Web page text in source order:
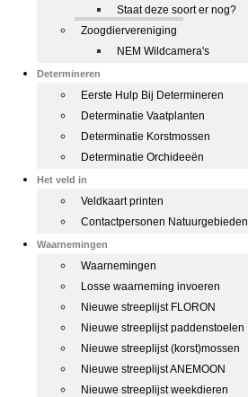
Staat deze soort er nog?
Zoogdiervereniging
NEM Wildcamera's
Determineren
Eerste Hulp Bij Determineren
Determinatie Vaatplanten
Determinatie Korstmossen
Determinatie Orchideeën
Het veld in
Veldkaart printen
Contactpersonen Natuurgebieden
Waarnemingen
Waarnemingen
Losse waarneming invoeren
Nieuwe streeplijst FLORON
Nieuwe streeplijst paddenstoelen
Nieuwe streeplijst (korst)mossen
Nieuwe streeplijst ANEMOON
Nieuwe streeplijst weekdieren